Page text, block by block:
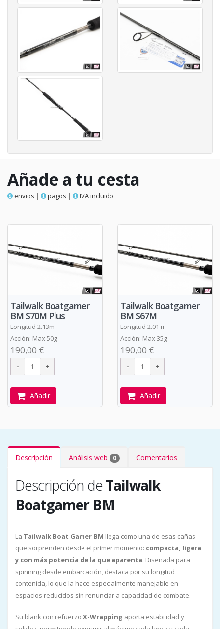
Añade a tu cesta
envios | pagos | IVA incluido
Tailwalk Boatgamer
BM S70M Plus
Longitud 2.13m
Acción: Max 50g
190,00 €
Añadir
Tailwalk Boatgamer
BM S67M
Longitud 2.01 m
Acción: Max 35g
190,00 €
Añadir
Descripción Análisis web 0 Comentarios
Descripción deTailwalk
Boatgamer BM
La Tailwalk Boat Gamer BM llega como una de esas cañas
que sorprenden desde el primer momento: compacta, ligera
y con más potencia de la que aparenta. Diseñada para
spinning desde embarcación, destaca por su longitud
contenida, lo que la hace especialmente manejable en
espacios reducidos sin renunciar a capacidad de combate.
Su blank con refuerzo X-Wrapping aporta estabilidad y